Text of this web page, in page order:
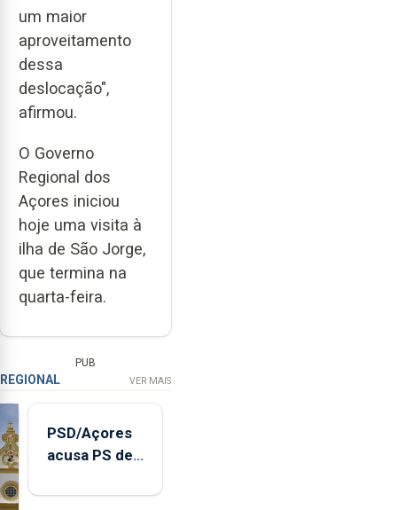
um maior
aproveitamento
dessa
deslocação",
afirmou.
O Governo
Regional dos
Açores iniciou
hoje uma visita à
ilha de São Jorge,
que termina na
quarta-feira.
PUB
REGIONAL VER MAIS
PSD/Açores
acusa PS de
contraditória"